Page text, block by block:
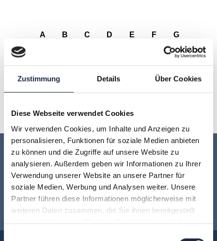
Zustimmung Details Über Cookies
Diese Webseite verwendet Cookies
Wir verwenden Cookies, um Inhalte und Anzeigen zu
personalisieren, Funktionen für soziale Medien anbieten
zu können und die Zugriffe auf unsere Website zu
analysieren. Außerdem geben wir Informationen zu Ihrer
Verwendung unserer Website an unsere Partner für
soziale Medien, Werbung und Analysen weiter. Unsere
Partner führen diese Informationen möglicherweise mit
weiteren Daten zusammen, die Sie ihnen bereitgestellt
A B C D E F G
N
O R T U
V Y
Keine Veranstaltung mehr verpassen:
Jetzt für denMVFP Akademie
Newsletter anmelden!